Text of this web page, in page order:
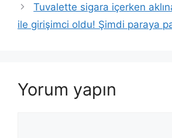
Tuvalette sigara içerken
ile girişimci oldu! Şimdi paraya
Yorum yapın